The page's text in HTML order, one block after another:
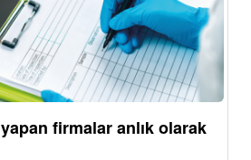
firmalar anlık olarak